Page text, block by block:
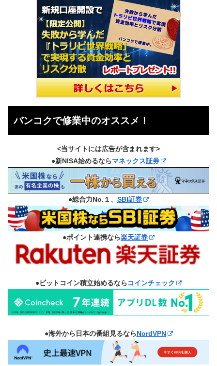
バンコクで修業中のオススメ！
<当サイトには広告が含まれます>
●新NISA始めるならマネックス証券
●総合力No.１、 SBI証券
●ポイント連携なら楽天証券
●ビットコイン積立始めるならコインチェック
●海外から日本の番組見るならNordVPN